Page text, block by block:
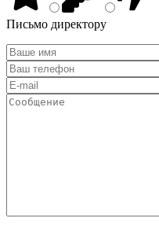
Письмо директору